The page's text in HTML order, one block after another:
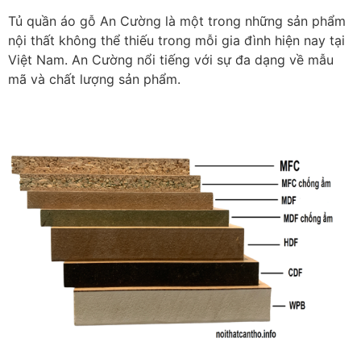
Tủ quần áo gỗ An Cường là một trong những sản phẩm
nội thất không thể thiếu trong mỗi gia đình hiện nay tại
Việt Nam. An Cường nổi tiếng với sự đa dạng về mẫu
mã và chất lượng sản phẩm.